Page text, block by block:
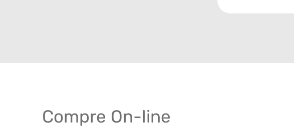
Compre On-line